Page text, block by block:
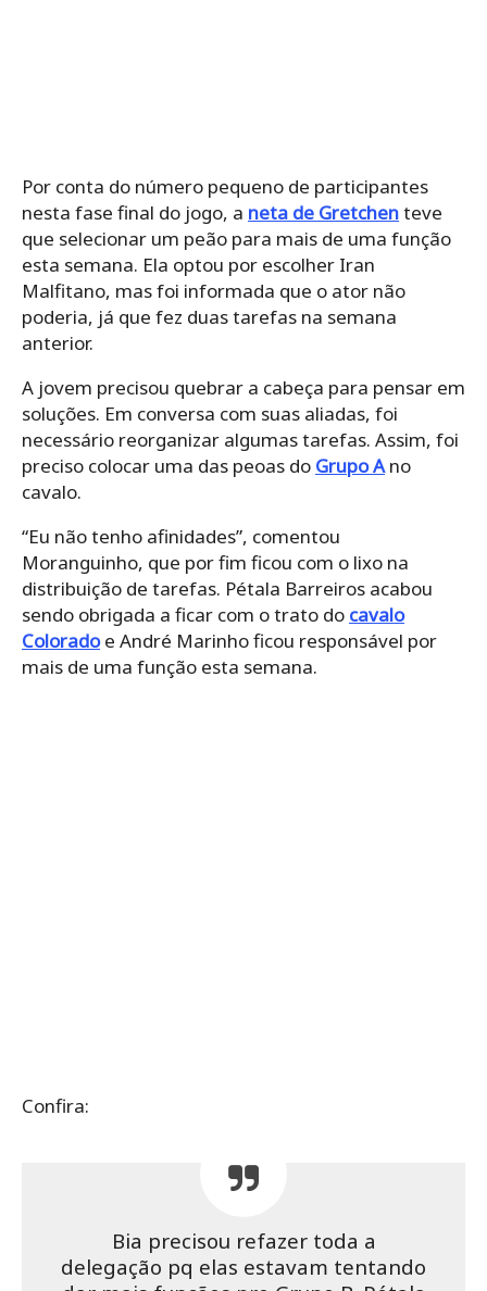
Por conta do número pequeno de participantes
nesta fase final do jogo, a neta de Gretchenteve
que selecionar um peão para mais de uma função
esta semana. Ela optou por escolher Iran
Malfitano, mas foi informada que o ator não
poderia, já que fez duas tarefas na semana
anterior.
A jovem precisou quebrar a cabeça para pensar em
soluções. Em conversa com suas aliadas, foi
necessário reorganizar algumas tarefas. Assim, foi
preciso colocar uma das peoas do Grupo Ano
cavalo.
“Eu não tenho afinidades”, comentou
Moranguinho, que por fim ficou com o lixo na
distribuição de tarefas. Pétala Barreiros acabou
sendo obrigada a ficar com o trato do cavalo
Coloradoe André Marinho ficou responsável por
mais de uma função esta semana.
Confira:
Bia precisou refazer toda a
delegação pq elas estavam tentando